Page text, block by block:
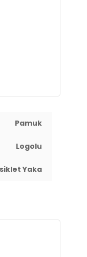
Pamuk
Logolu
Yaka